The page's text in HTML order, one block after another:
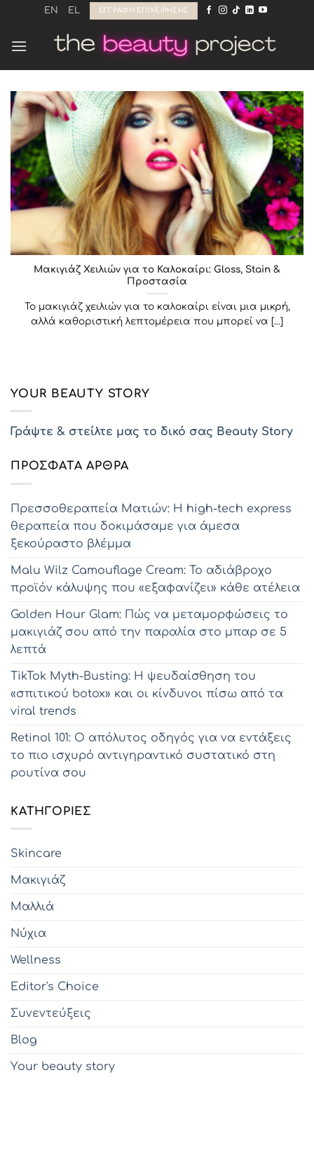
Μετάβαση
περιεχόμενο
EN EL ΕΓΓΡΑΦΉ ΕΠΙΧΕΊΡΗΣΗΣ
Μακιγιάζ Χειλιών για το Καλοκαίρι: Gloss, Stain &
Προστασία
Το μακιγιάζ χειλιών για το καλοκαίρι είναι μια μικρή,
αλλά καθοριστική λεπτομέρεια που μπορεί να [...]
YOUR BEAUTY STORY
Γράψτε & στείλτε μας το δικό σας Beauty Story
ΠΡΌΣΦΑΤΑ ΆΡΘΡΑ
Πρεσσοθεραπεία Ματιών: Η high-tech express
θεραπεία που δοκιμάσαμε για άμεσα
ξεκούραστο βλέμμα
Malu Wilz Camouflage Cream: Το αδιάβροχο
προϊόν κάλυψης που «εξαφανίζει» κάθε ατέλεια
Golden Hour Glam: Πώς να μεταμορφώσεις το
μακιγιάζ σου από την παραλία στο μπαρ σε 5
λεπτά
TikTok Myth-Busting: Η ψευδαίσθηση του
«σπιτικού botox» και οι κίνδυνοι πίσω από τα
viral trends
Retinol 101: Ο απόλυτος οδηγός για να εντάξεις
το πιο ισχυρό αντιγηραντικό συστατικό στη
ρουτίνα σου
KΑΤΗΓΟΡΊΕΣ
Skincare
Μακιγιάζ
Μαλλιά
Νύχια
Wellness
Editor's Choice
Συνεντεύξεις
Blog
Υour beauty story